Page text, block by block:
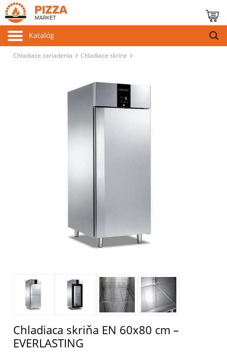
Katalóg
Chladiace zariadenia Chladiace skrine
Chladiaca skriňa EN 60x80 cm –
EVERLASTING